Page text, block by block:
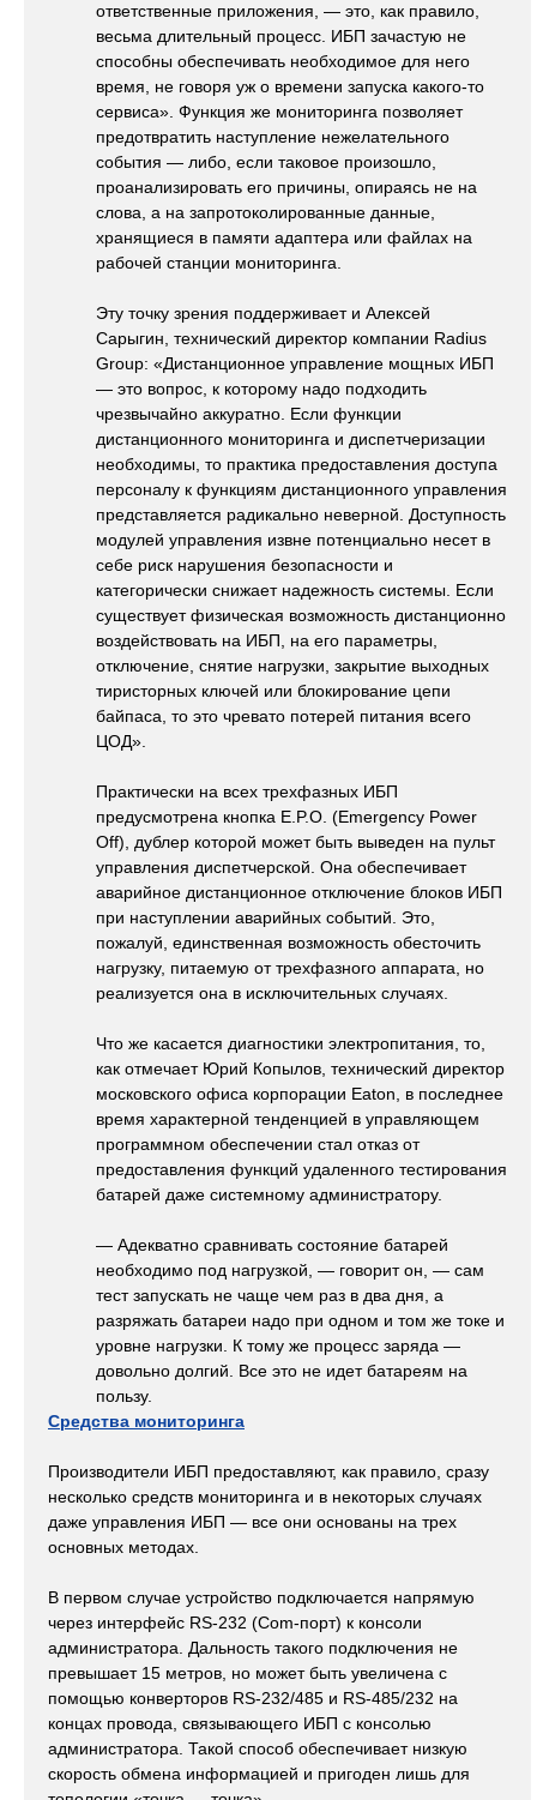
ответственные приложения, — это, как правило,
весьма длительный процесс. ИБП зачастую не
способны обеспечивать необходимое для него
время, не говоря уж о времени запуска какого-то
сервиса». Функция же мониторинга позволяет
предотвратить наступление нежелательного
события — либо, если таковое произошло,
проанализировать его причины, опираясь не на
слова, а на запротоколированные данные,
хранящиеся в памяти адаптера или файлах на
рабочей станции мониторинга.
Эту точку зрения поддерживает и Алексей
Сарыгин, технический директор компании Radius
Group: «Дистанционное управление мощных ИБП
— это вопрос, к которому надо подходить
чрезвычайно аккуратно. Если функции
дистанционного мониторинга и диспетчеризации
необходимы, то практика предоставления доступа
персоналу к функциям дистанционного управления
представляется радикально неверной. Доступность
модулей управления извне потенциально несет в
себе риск нарушения безопасности и
категорически снижает надежность системы. Если
существует физическая возможность дистанционно
воздействовать на ИБП, на его параметры,
отключение, снятие нагрузки, закрытие выходных
тиристорных ключей или блокирование цепи
байпаса, то это чревато потерей питания всего
ЦОД».
Практически на всех трехфазных ИБП
предусмотрена кнопка E.P.O. (Emergency Power
Off), дублер которой может быть выведен на пульт
управления диспетчерской. Она обеспечивает
аварийное дистанционное отключение блоков ИБП
при наступлении аварийных событий. Это,
пожалуй, единственная возможность обесточить
нагрузку, питаемую от трехфазного аппарата, но
реализуется она в исключительных случаях.
Что же касается диагностики электропитания, то,
как отмечает Юрий Копылов, технический директор
московского офиса корпорации Eaton, в последнее
время характерной тенденцией в управляющем
программном обеспечении стал отказ от
предоставления функций удаленного тестирования
батарей даже системному администратору.
— Адекватно сравнивать состояние батарей
необходимо под нагрузкой, — говорит он, — сам
тест запускать не чаще чем раз в два дня, а
разряжать батареи надо при одном и том же токе и
уровне нагрузки. К тому же процесс заряда —
довольно долгий. Все это не идет батареям на
пользу.
Средства мониторинга
Производители ИБП предоставляют, как правило, сразу
несколько средств мониторинга и в некоторых случаях
даже управления ИБП — все они основаны на трех
основных методах.
В первом случае устройство подключается напрямую
через интерфейс RS-232 (Com-порт) к консоли
администратора. Дальность такого подключения не
превышает 15 метров, но может быть увеличена с
помощью конверторов RS-232/485 и RS-485/232 на
концах провода, связывающего ИБП с консолью
администратора. Такой способ обеспечивает низкую
скорость обмена информацией и пригоден лишь для